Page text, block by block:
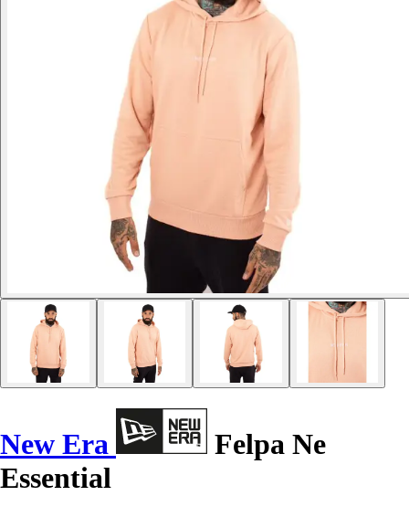
New Era
Felpa Ne
Essential